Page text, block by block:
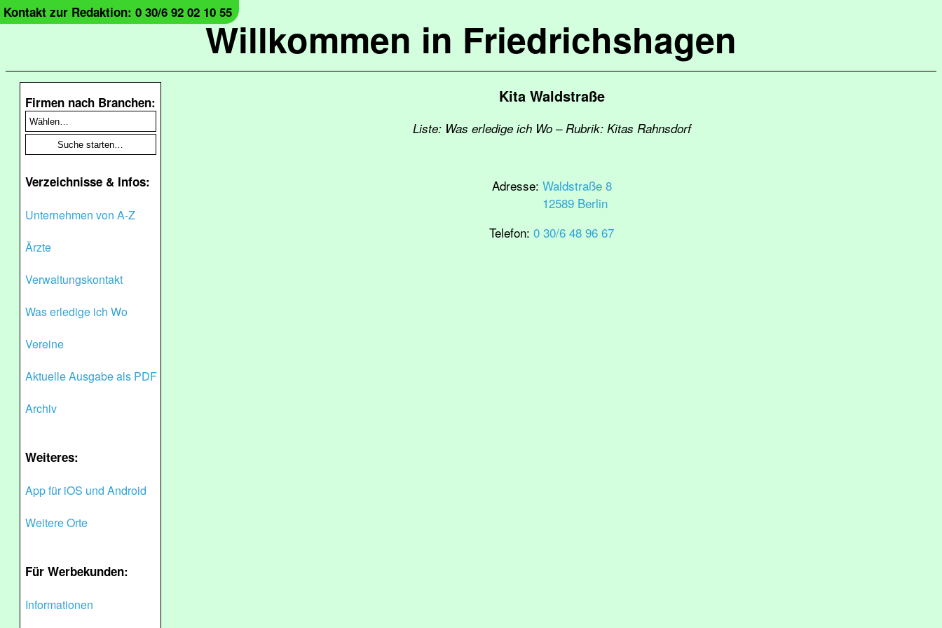
Willkommen in Friedrichshagen
Kontakt zur Redaktion: 0 30/6 92 02 10 55
Firmen nach Branchen:
Verzeichnisse & Infos:
Unternehmen von A-Z
Ärzte
Verwaltungskontakt
Was erledige ich Wo
Vereine
Aktuelle Ausgabe als PDF
Archiv
Weiteres:
App für iOS und Android
Weitere Orte
Für Werbekunden:
Informationen
Kita Waldstraße
Liste: Was erledige ich Wo – Rubrik: Kitas Rahnsdorf
Adresse: Waldstraße 8
12589 Berlin
Telefon: 0 30/6 48 96 67